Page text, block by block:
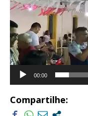
00:00
Compartilhe: